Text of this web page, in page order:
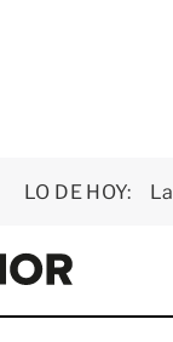
LO DE HOY:
E
x
e